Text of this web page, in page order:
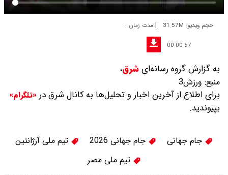
حجم ویدیو: 31.57M |مدت زمان :
00:00:57
به گزارش گروه رسانه‌ایشرق،
منبع: ورزش3
برای اطلاع از آخرین اخبار و تحلیل‌ها به کانال شرق در «تلگرام»
بپیوندید.
جام جهانی جام جهانی 2026
تیم ملی آرژانتین
تیم ملی مصر